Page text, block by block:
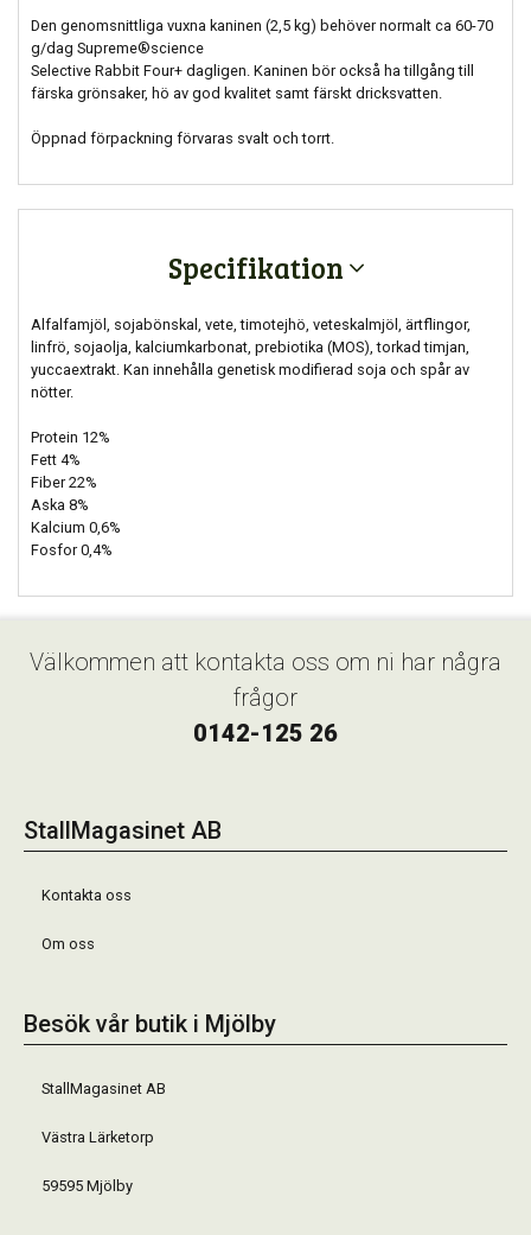
Den genomsnittliga vuxna kaninen (2,5 kg) behöver normalt ca 60-70
g/dag Supreme®science
Selective Rabbit Four+ dagligen. Kaninen bör också ha tillgång till
färska grönsaker, hö av god kvalitet samt färskt dricksvatten.
Öppnad förpackning förvaras svalt och torrt.
Specifikation
Alfalfamjöl, sojabönskal, vete, timotejhö, veteskalmjöl, ärtflingor,
linfrö, sojaolja, kalciumkarbonat, prebiotika (MOS), torkad timjan,
yuccaextrakt. Kan innehålla genetisk modifierad soja och spår av
nötter.
Protein 12%
Fett 4%
Fiber 22%
Aska 8%
Kalcium 0,6%
Fosfor 0,4%
Välkommen att kontakta oss om ni har några
frågor
0142-125 26
StallMagasinet AB
Kontakta oss
Om oss
Besök vår butik i Mjölby
StallMagasinet AB
Västra Lärketorp
59595 Mjölby